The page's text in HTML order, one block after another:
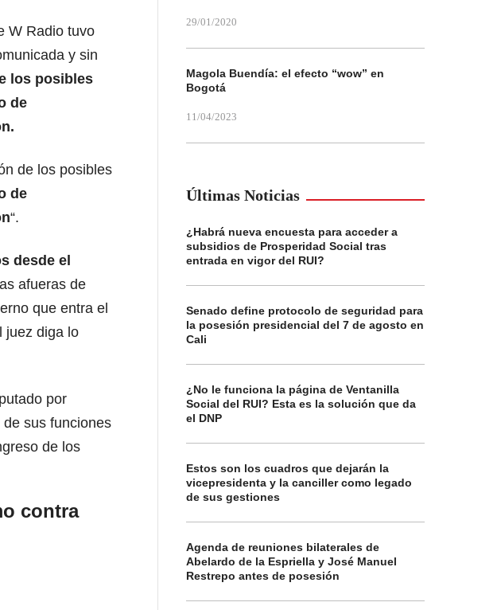
W Radio tuvo
y sin
los posibles
de
de los posibles
de
“.
desde el
afueras de
que entra el
juez diga lo
por
sus funciones
de los
contra
29/01/2020
Magola Buendía: el efecto “wow” en
Bogotá
11/04/2023
Últimas Noticias
¿Habrá nueva encuesta para acceder a
subsidios de Prosperidad Social tras
entrada en vigor del RUI?
Senado define protocolo de seguridad para
la posesión presidencial del 7 de agosto en
Cali
¿No le funciona la página de Ventanilla
Social del RUI? Esta es la solución que da
el DNP
Estos son los cuadros que dejarán la
vicepresidenta y la canciller como legado
de sus gestiones
Agenda de reuniones bilaterales de
Abelardo de la Espriella y José Manuel
Restrepo antes de posesión